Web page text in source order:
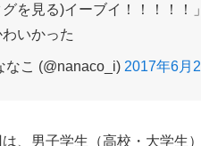
を見る)イーブイ！！！！！」
いかった
こ (@nanaco_i) 2017年6月
、男子学生（高校・大学生